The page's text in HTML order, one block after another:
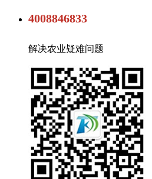
4008846833
解决农业疑难问题